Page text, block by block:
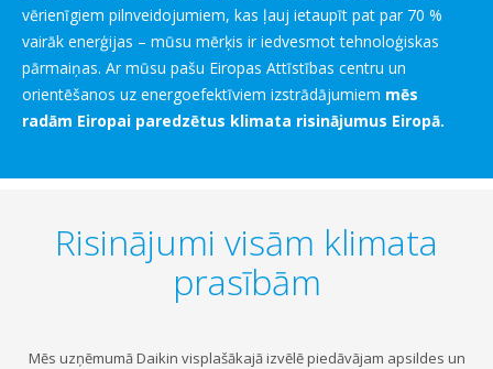
vērienīgiem pilnveidojumiem, kas ļauj ietaupīt pat par 70 %
vairāk enerģijas – mūsu mērķis ir iedvesmot tehnoloģiskas
pārmaiņas. Ar mūsu pašu Eiropas Attīstības centru un
orientēšanos uz energoefektīviem izstrādājumiem mēs
radām Eiropai paredzētus klimata risinājumus Eiropā.
Risinājumi visām klimata
prasībām
Mēs uzņēmumā Daikin visplašākajā izvēlē piedāvājam apsildes un